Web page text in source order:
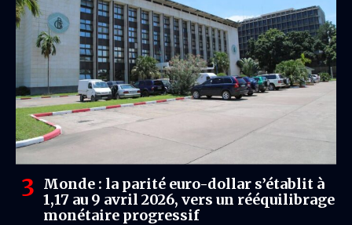
Monde : la parité euro-dollar s’établit à
1,17 au 9 avril 2026, vers un rééquilibrage
monétaire progressif